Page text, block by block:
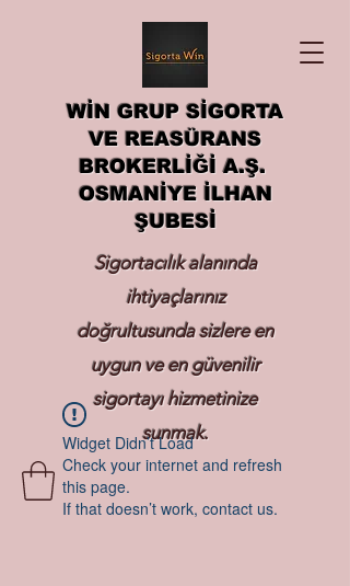
WİN GRUP SİGORTA
VE REASÜRANS
BROKERLİĞİ A.Ş.
OSMANİYE İLHAN
ŞUBESİ
Sigortacılık alanında
ihtiyaçlarınız
doğrultusunda sizlere en
uygun ve en güvenilir
sigortayı hizmetinize
sunmak.
Widget Didn’t Load
Check your internet and refresh
this page.
If that doesn’t work, contact us.